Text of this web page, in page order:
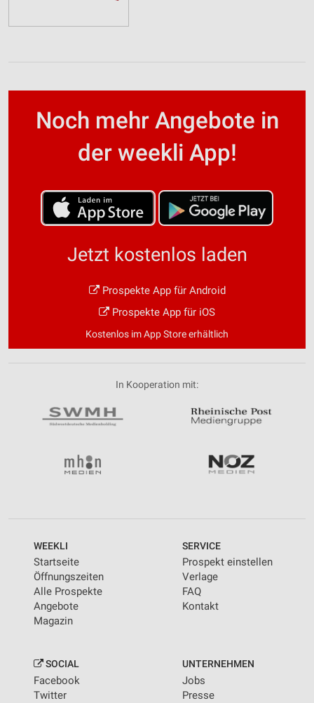
Noch mehr Angebote in
der weekli App!
Jetzt kostenlos laden
Prospekte App für Android
Prospekte App für iOS
Kostenlos im App Store erhältlich
In Kooperation mit:
WEEKLI
Startseite
Öffnungszeiten
Alle Prospekte
Angebote
Magazin
SERVICE
Prospekt einstellen
Verlage
FAQ
Kontakt
SOCIAL
Facebook
Twitter
UNTERNEHMEN
Jobs
Presse